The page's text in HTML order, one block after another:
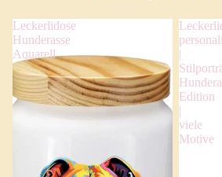
Leckerlidose
Hunderasse
Aquarell
|
Edition
|
viele
Motive